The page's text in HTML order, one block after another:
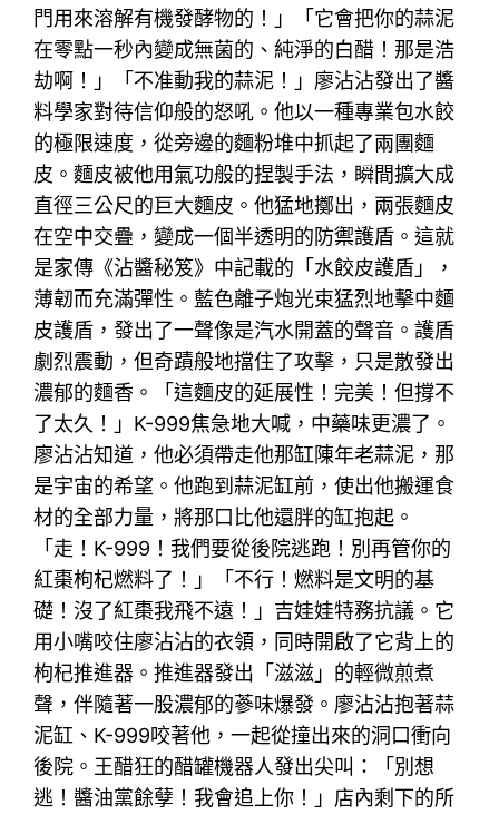
門用來溶解有機發酵物的！」「它會把你的蒜泥
在零點一秒內變成無菌的、純淨的白醋！那是浩
劫啊！」「不准動我的蒜泥！」廖沾沾發出了醬
料學家對待信仰般的怒吼。他以一種專業包水餃
的極限速度，從旁邊的麵粉堆中抓起了兩團麵
皮。麵皮被他用氣功般的捏製手法，瞬間擴大成
直徑三公尺的巨大麵皮。他猛地擲出，兩張麵皮
在空中交疊，變成一個半透明的防禦護盾。這就
是家傳《沾醬秘笈》中記載的「水餃皮護盾」，
薄韌而充滿彈性。藍色離子炮光束猛烈地擊中麵
皮護盾，發出了一聲像是汽水開蓋的聲音。護盾
劇烈震動，但奇蹟般地擋住了攻擊，只是散發出
濃郁的麵香。「這麵皮的延展性！完美！但撐不
了太久！」K-999焦急地大喊，中藥味更濃了。
廖沾沾知道，他必須帶走他那缸陳年老蒜泥，那
是宇宙的希望。他跑到蒜泥缸前，使出他搬運食
材的全部力量，將那口比他還胖的缸抱起。
「走！K-999！我們要從後院逃跑！別再管你的
紅棗枸杞燃料了！」「不行！燃料是文明的基
礎！沒了紅棗我飛不遠！」吉娃娃特務抗議。它
用小嘴咬住廖沾沾的衣領，同時開啟了它背上的
枸杞推進器。推進器發出「滋滋」的輕微煎煮
聲，伴隨著一股濃郁的蔘味爆發。廖沾沾抱著蒜
泥缸、K-999咬著他，一起從撞出來的洞口衝向
後院。王醋狂的醋罐機器人發出尖叫：「別想
逃！醬油黨餘孽！我會追上你！」店內剩下的所